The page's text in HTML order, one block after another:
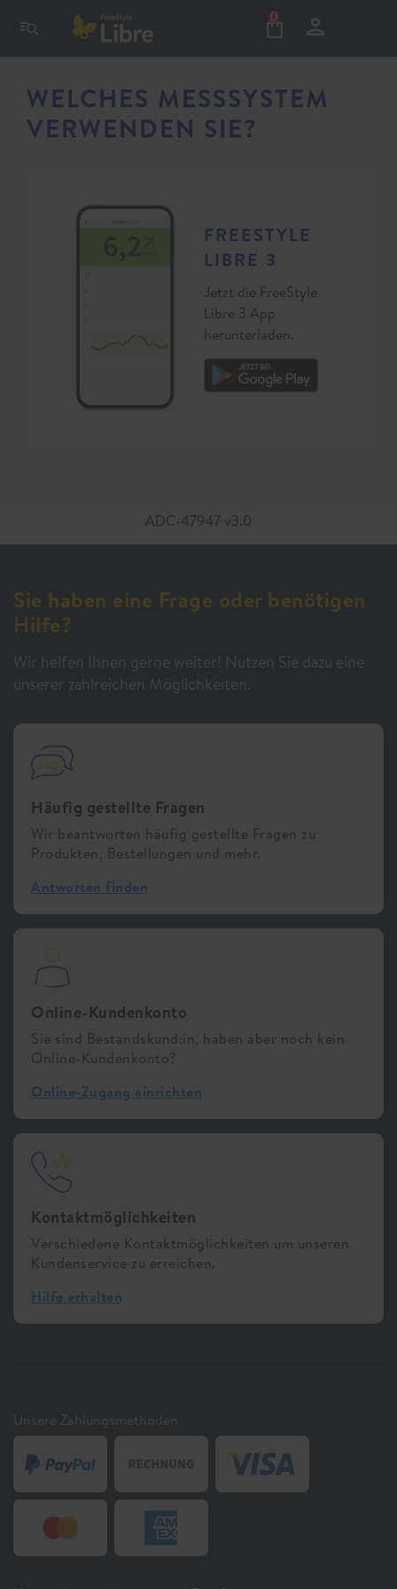
0
WELCHES MESSSYSTEM
VERWENDEN SIE?
FREESTYLE
LIBRE 3
Jetzt die FreeStyle
Libre 3 App
herunterladen.
ADC-47947 v3.0
Sie haben eine Frage oder benötigen
Hilfe?
Wir helfen Ihnen gerne weiter! Nutzen Sie dazu eine
unserer zahlreichen Möglichkeiten.
Häufig gestellte Fragen
Wir beantworten häufig gestellte Fragen zu
Produkten, Bestellungen und mehr.
Antworten finden
Online-Kundenkonto
Sie sind Bestandskund:in, haben aber noch kein
Online-Kundenkonto?
Online-Zugang einrichten
Kontaktmöglichkeiten
Verschiedene Kontaktmöglichkeiten um unseren
Kundenservice zu erreichen.
Hilfe erhalten
Unsere Zahlungsmethoden